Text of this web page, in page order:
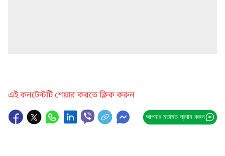
এই কনটেন্টটি শেয়ার করতে ক্লিক করুন
আপনার মতামত প্রদান করুন